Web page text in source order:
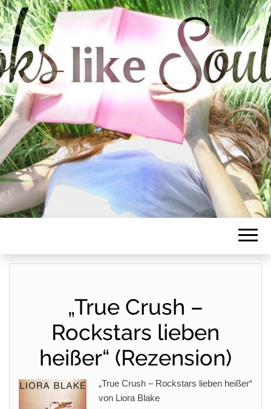
BOOKS LIKE
SOULMATE
„True Crush –
Rockstars lieben
heißer“ (Rezension)
„True Crush – Rockstars lieben heißer“
von Liora Blake